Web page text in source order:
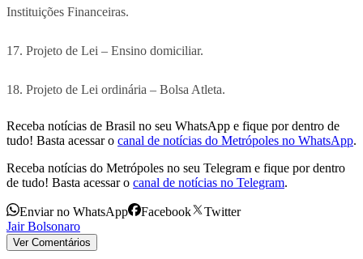
Instituições Financeiras.
17. Projeto de Lei – Ensino domiciliar.
18. Projeto de Lei ordinária – Bolsa Atleta.
Receba notícias de Brasil no seu WhatsApp e fique por dentro de
tudo! Basta acessar o canal de notícias do Metrópoles no WhatsApp.
Receba notícias do Metrópoles no seu Telegram e fique por dentro
de tudo! Basta acessar o canal de notícias no Telegram.
Enviar no WhatsApp Facebook
Twitter
Jair Bolsonaro
Ver Comentários